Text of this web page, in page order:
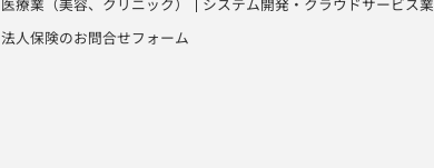
法人保険のお問合せフォーム